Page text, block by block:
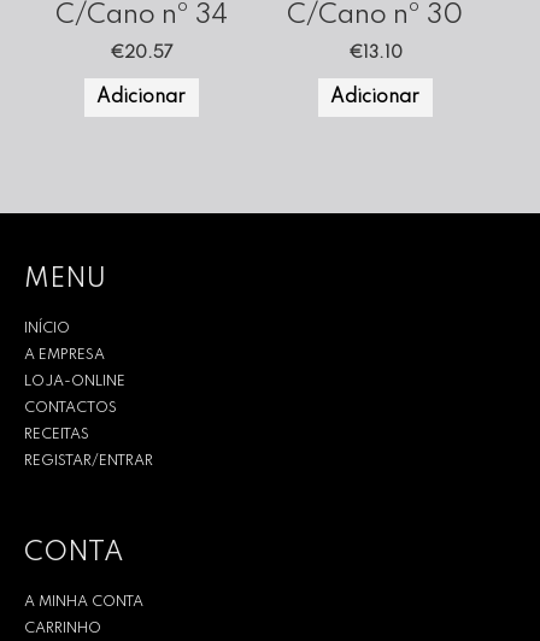
C/Cano nº 34
€20.57
Adicionar
C/Cano nº 30
€13.10
Adicionar
MENU
INÍCIO
A EMPRESA
LOJA-ONLINE
CONTACTOS
RECEITAS
REGISTAR/ENTRAR
CONTA
A MINHA CONTA
CARRINHO